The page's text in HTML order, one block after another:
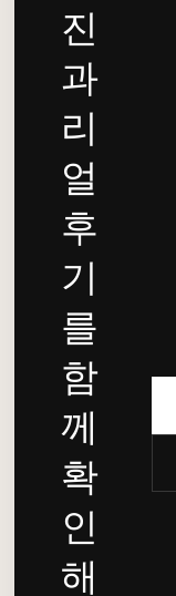
진
과
리
얼
후
기
를
함
께
확
인
해